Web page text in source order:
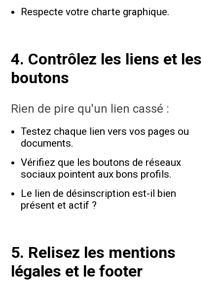
Respecte votre charte graphique.
4. Contrôlez les liens et les
boutons
Rien de pire qu'un lien cassé :
Testez chaque lien vers vos pages ou
documents.
Vérifiez que les boutons de réseaux
sociaux pointent aux bons profils.
Le lien de désinscription est-il bien
présent et actif ?
5. Relisez les mentions
légales et le footer